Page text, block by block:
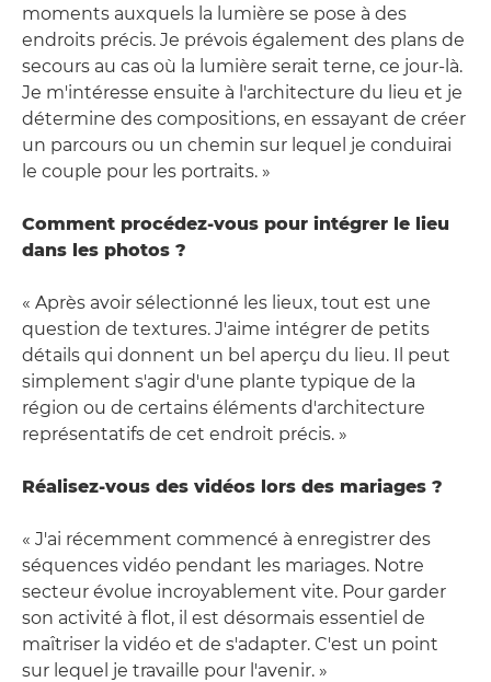
moments auxquels la lumière se pose à des
endroits précis. Je prévois également des plans de
secours au cas où la lumière serait terne, ce jour-là.
Je m'intéresse ensuite à l'architecture du lieu et je
détermine des compositions, en essayant de créer
un parcours ou un chemin sur lequel je conduirai
le couple pour les portraits. »
Comment procédez-vous pour intégrer le lieu
dans les photos ?
« Après avoir sélectionné les lieux, tout est une
question de textures. J'aime intégrer de petits
détails qui donnent un bel aperçu du lieu. Il peut
simplement s'agir d'une plante typique de la
région ou de certains éléments d'architecture
représentatifs de cet endroit précis. »
Réalisez-vous des vidéos lors des mariages ?
« J'ai récemment commencé à enregistrer des
séquences vidéo pendant les mariages. Notre
secteur évolue incroyablement vite. Pour garder
son activité à flot, il est désormais essentiel de
maîtriser la vidéo et de s'adapter. C'est un point
sur lequel je travaille pour l'avenir. »